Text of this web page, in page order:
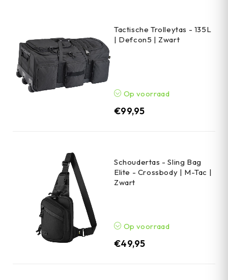
Tactische Trolleytas - 135L
| Defcon5 | Zwart
Op voorraad
€99,95
Schoudertas - Sling Bag
Elite - Crossbody | M-Tac |
Zwart
Op voorraad
€49,95